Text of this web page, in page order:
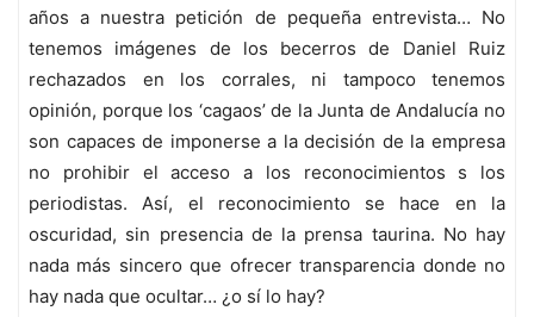
años a nuestra petición de pequeña entrevista… No
tenemos imágenes de los becerros de Daniel Ruiz
rechazados en los corrales, ni tampoco tenemos
opinión, porque los ‘cagaos’ de la Junta de Andalucía no
son capaces de imponerse a la decisión de la empresa
no prohibir el acceso a los reconocimientos s los
periodistas. Así, el reconocimiento se hace en la
oscuridad, sin presencia de la prensa taurina. No hay
nada más sincero que ofrecer transparencia donde no
hay nada que ocultar… ¿o sí lo hay?